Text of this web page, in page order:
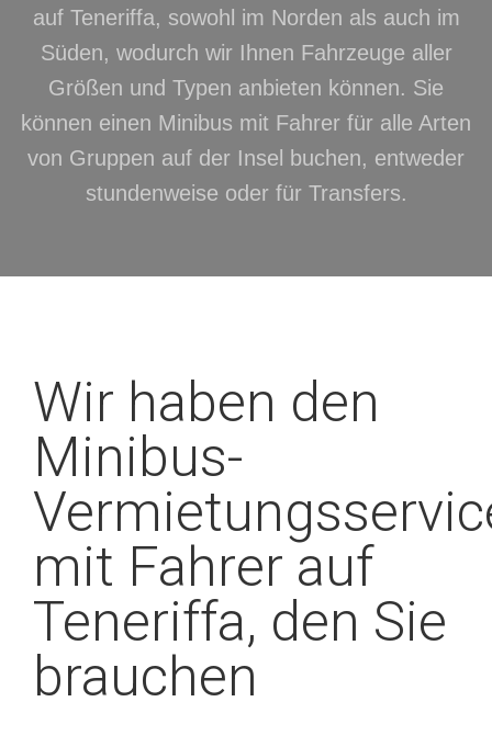
auf Teneriffa, sowohl im Norden als auch im
Süden, wodurch wir Ihnen Fahrzeuge aller
Größen und Typen anbieten können. Sie
können einen Minibus mit Fahrer für alle Arten
von Gruppen auf der Insel buchen, entweder
stundenweise oder für Transfers.
Wir haben den
Minibus-
mit Fahrer auf
Teneriffa, den Sie
brauchen